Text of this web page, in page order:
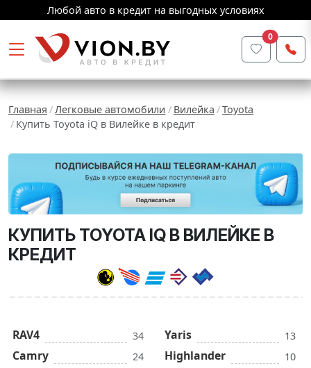
Любой авто в кредит на выгодных условиях
0
Главная Легковые автомобили Вилейка
Toyota
Купить Toyota iQ в Вилейке в кредит
КУПИТЬ TOYOTA IQ В ВИЛЕЙКЕ В
КРЕДИТ
RAV4 34
Camry 24
Yaris 13
Highlander 10